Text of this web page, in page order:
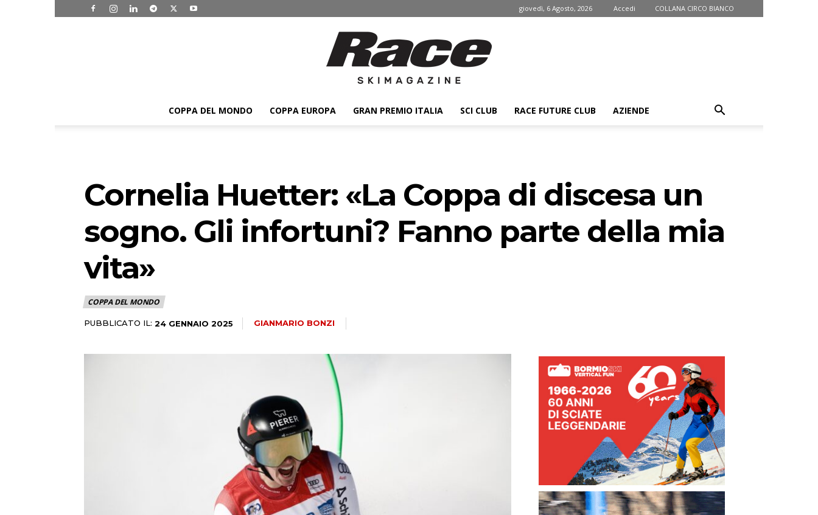
giovedì, 6 Agosto, 2026 Accedi COLLANA CIRCO BIANCO
ski
COPPA DEL MONDO COPPA EUROPA GRAN PREMIO ITALIA SCI CLUB RACE FUTURE CLUB AZIENDE
Cornelia Huetter: «La Coppa di discesa un
sogno. Gli infortuni? Fanno parte della mia
vita»
COPPA DEL MONDO
PUBBLICATO IL: 24 GENNAIO 2025 GIANMARIO BONZI